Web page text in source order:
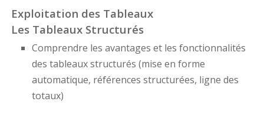
Exploitation des Tableaux
Les Tableaux Structurés
Comprendre les avantages et les fonctionnalités
des tableaux structurés (mise en forme
automatique, références structurées, ligne des
totaux)